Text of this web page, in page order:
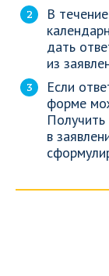
В
дать
из
Если
форме
Получить
в